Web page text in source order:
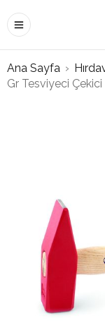
Ana Sayfa ›
Gr Tesviyeci Çekici